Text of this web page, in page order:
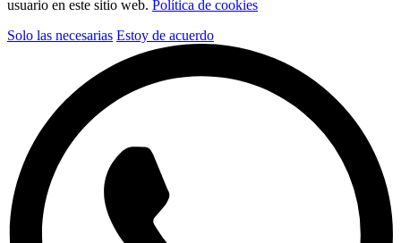
usuario en este sitio web. Política de cookies
Solo las necesarias Estoy de acuerdo